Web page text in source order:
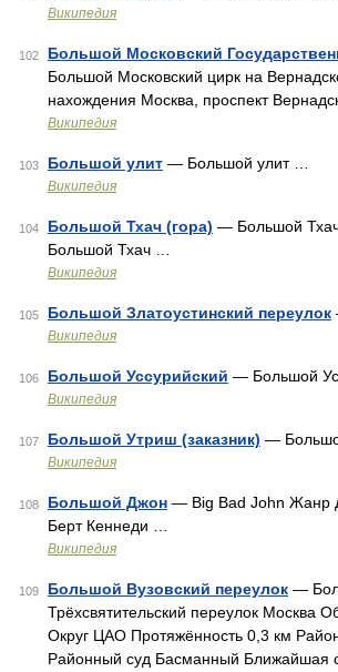
Википедия
102 Большой Московский
Большой Московский цирк на
нахождения Москва, проспект
Википедия
103 Большой улит — Большой улит …
Википедия
104 Большой Тхач (гора) — Большой
Большой Тхач …
Википедия
105 Большой Златоустинский переулок
Википедия
106 Большой Уссурийский — Большой
Википедия
107 Большой Утриш (заказник) —
Википедия
108 Большой Джон — Big Bad John Жанр
Берт Кеннеди …
Википедия
109 Большой Вузовский переулок —
Трёхсвятительский переулок Москва
Округ ЦАО Протяжённость 0,3 км
Районный суд Басманный Ближайшая